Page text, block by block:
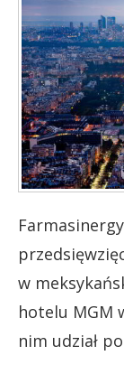
w
hotelu MGM
nim udział